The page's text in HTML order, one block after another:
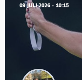
09 JULI 2026 - 10:15